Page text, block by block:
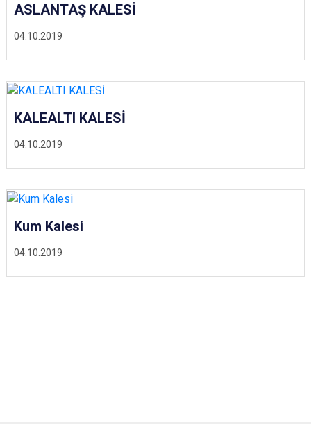
Toprakkale
04.10.2019
ASLANTAŞ KALESİ
04.10.2019
KALEALTI KALESİ
04.10.2019
Kum Kalesi